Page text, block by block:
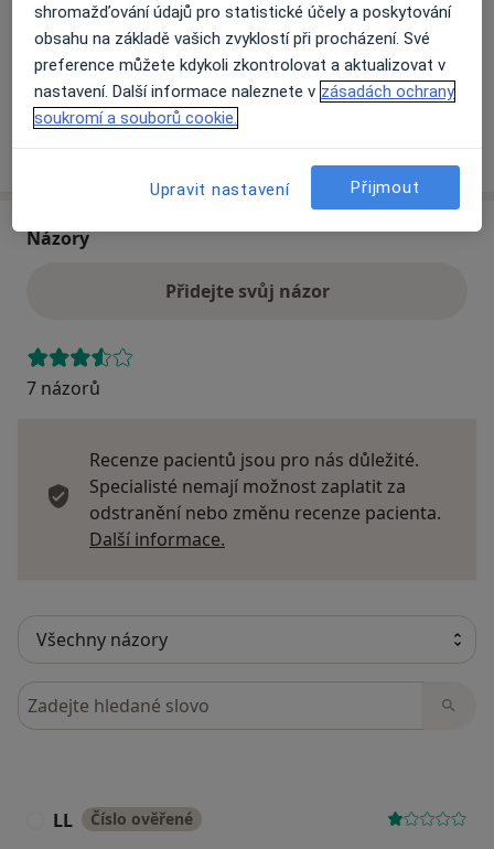
Způsoby platby (soukromé návštěvy)
Na teto adrese lékař přijímá pacienty na pojišťovnu
Detaily
Názory
Přidejte svůj názor
7 názorů
Recenze pacientů jsou pro nás důležité.
Specialisté nemají možnost zaplatit za
odstranění nebo změnu recenze pacienta.
Další informace.
Hledejte v názorech
LL Číslo ověřené
shromažďování údajů pro statistické účely a poskytování
obsahu na základě vašich zvyklostí při procházení. Své
preference můžete kdykoli zkontrolovat a aktualizovat v
nastavení. Další informace naleznete v zásadách ochrany
soukromí a souborů cookie.
Upravit nastavení Přijmout